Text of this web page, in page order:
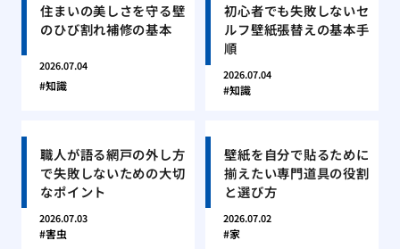
住まいの美しさを守る壁
のひび割れ補修の基本
2026.07.04
知識
初心者でも失敗しないセ
ルフ壁紙張替えの基本手
順
2026.07.04
知識
職人が語る網戸の外し方
で失敗しないための大切
なポイント
2026.07.03
害虫
壁紙を自分で貼るために
揃えたい専門道具の役割
と選び方
2026.07.02
家